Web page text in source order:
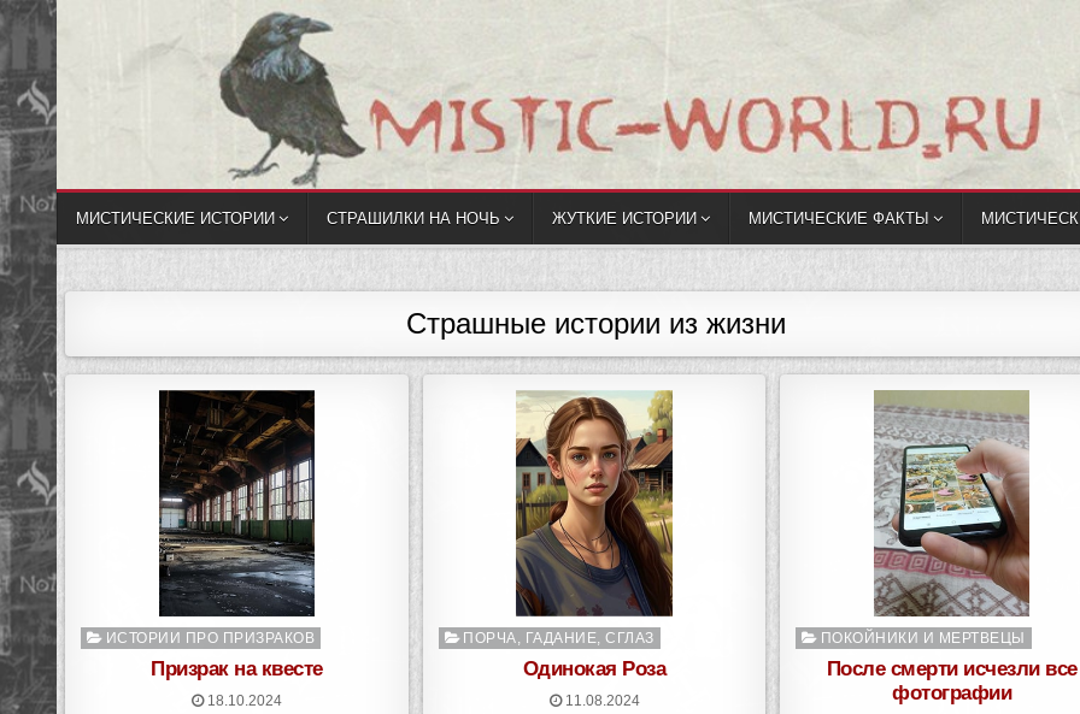
МИСТИЧЕСКИЕ ИСТОРИИ СТРАШИЛКИ НА НОЧЬ ЖУТКИЕ ИСТОРИИ МИСТИЧЕСКИЕ ФАКТЫ
Страшные истории из жизни
Опубликовано
ИСТОРИИ ПРО ПРИЗРАКОВ
Призрак на квесте
18.10.2024
Опубликовано
ПОРЧА, ГАДАНИЕ, СГЛАЗ
Одинокая Роза
11.08.2024
Опубликовано
ПОКОЙНИКИ И МЕРТВЕЦЫ
После смерти исчезли все
фотографии